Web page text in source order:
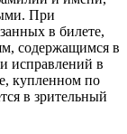
При
в билете,
содержащимся в
исправлений в
купленном по
в зрительный